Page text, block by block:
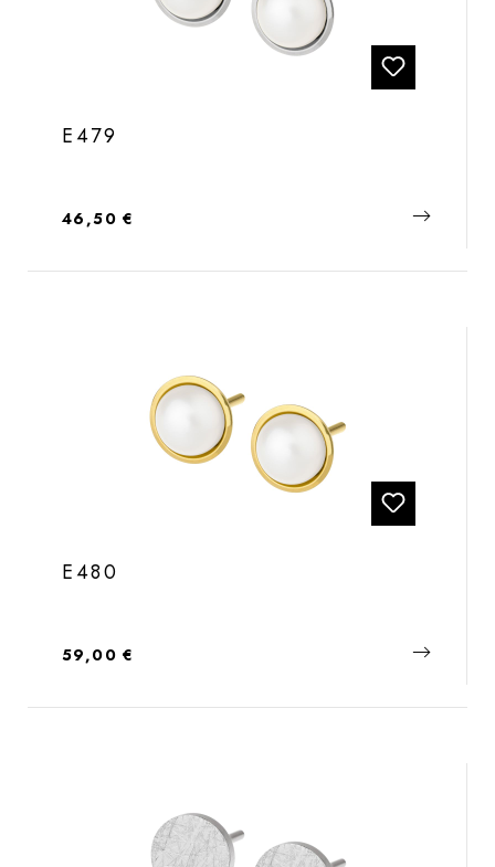
E479
Regulärer Preis:
46,50 €
E480
Regulärer Preis:
59,00 €